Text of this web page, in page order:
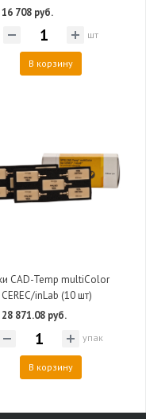
708 руб.
шт
В корзину
CAD-Temp multiColor
inLab (10 шт)
871.08 руб.
упак
В корзину